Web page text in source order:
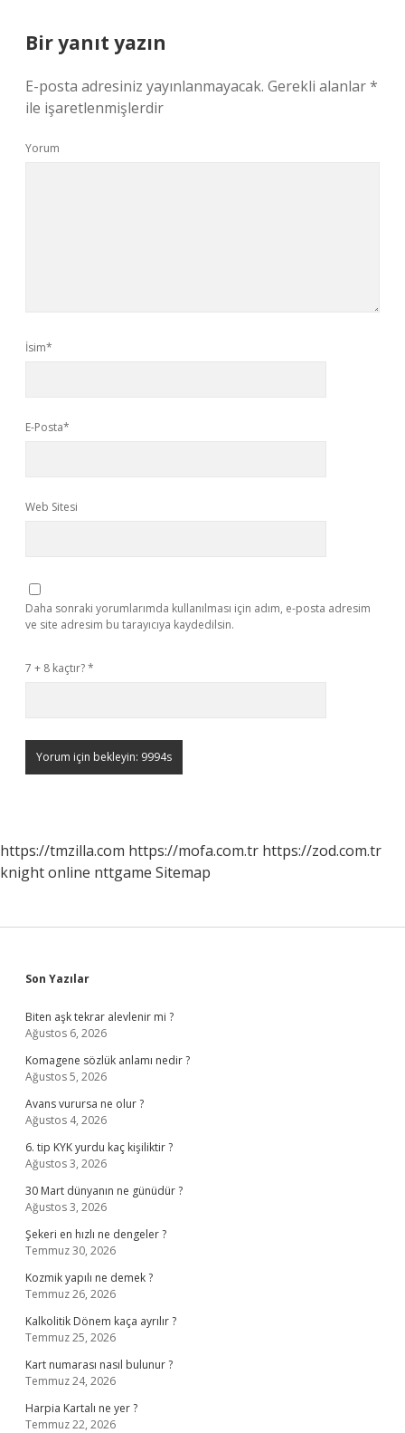
Bir yanıt yazın
E-posta adresiniz yayınlanmayacak. Gerekli alanlar*
ile işaretlenmişlerdir
Yorum
İsim*
E-Posta*
Web Sitesi
Daha sonraki yorumlarımda kullanılması için adım, e-posta adresim
ve site adresim bu tarayıcıya kaydedilsin.
7 + 8 kaçtır?*
https://tmzilla.com https://mofa.com.tr https://zod.com.tr
knight online nttgame Sitemap
Sidebar
Son Yazılar
Biten aşk tekrar alevlenir mi ?
Ağustos 6, 2026
Komagene sözlük anlamı nedir ?
Ağustos 5, 2026
Avans vurursa ne olur ?
Ağustos 4, 2026
6. tip KYK yurdu kaç kişiliktir ?
Ağustos 3, 2026
30 Mart dünyanın ne günüdür ?
Ağustos 3, 2026
Şekeri en hızlı ne dengeler ?
Temmuz 30, 2026
Kozmik yapılı ne demek ?
Temmuz 26, 2026
Kalkolitik Dönem kaça ayrılır ?
Temmuz 25, 2026
Kart numarası nasıl bulunur ?
Temmuz 24, 2026
Harpia Kartalı ne yer ?
Temmuz 22, 2026